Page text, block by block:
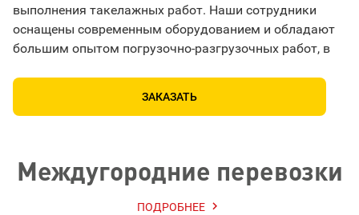
выполнения такелажных работ. Наши сотрудники
оснащены современным оборудованием и обладают
большим опытом погрузочно-разгрузочных работ, в
предметами. Риск повреждения ценной продукции
полностью исключен.
ЗАКАЗАТЬ
Междугородние перевозки
ПОДРОБНЕЕ 